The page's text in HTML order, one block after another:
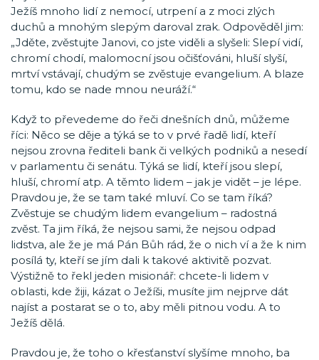
Ježíš mnoho lidí z nemocí, utrpení a z moci zlých
duchů a mnohým slepým daroval zrak. Odpověděl jim:
„Jděte, zvěstujte Janovi, co jste viděli a slyšeli: Slepí vidí,
chromí chodí, malomocní jsou očišťováni, hluší slyší,
mrtví vstávají, chudým se zvěstuje evangelium. A blaze
tomu, kdo se nade mnou neuráží.“
Když to převedeme do řeči dnešních dnů, můžeme
říci: Něco se děje a týká se to v prvé řadě lidí, kteří
nejsou zrovna řediteli bank či velkých podniků a nesedí
v parlamentu či senátu. Týká se lidí, kteří jsou slepí,
hluší, chromí atp. A těmto lidem – jak je vidět – je lépe.
Pravdou je, že se tam také mluví. Co se tam říká?
Zvěstuje se chudým lidem evangelium – radostná
zvěst. Ta jim říká, že nejsou sami, že nejsou odpad
lidstva, ale že je má Pán Bůh rád, že o nich ví a že k nim
posílá ty, kteří se jím dali k takové aktivitě pozvat.
Výstižně to řekl jeden misionář: chcete-li lidem v
oblasti, kde žiji, kázat o Ježíši, musíte jim nejprve dát
najíst a postarat se o to, aby měli pitnou vodu. A to
Ježíš dělá.
Pravdou je, že toho o křesťanství slyšíme mnoho, ba